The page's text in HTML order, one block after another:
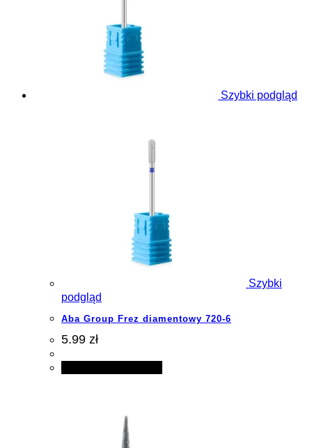
Szybki podgląd
Szybki
podgląd
Aba Group Frez diamentowy 720-6
5.99 zł